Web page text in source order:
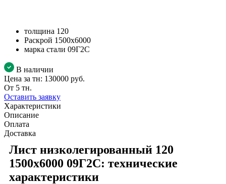
толщина 120
Раскрой 1500х6000
марка стали 09Г2С
В наличии
Цена за тн: 130000 руб.
От 5 тн.
Оставить заявку
Характеристики
Описание
Оплата
Доставка
Лист низколегированный 120
1500х6000 09Г2С: технические
характеристики